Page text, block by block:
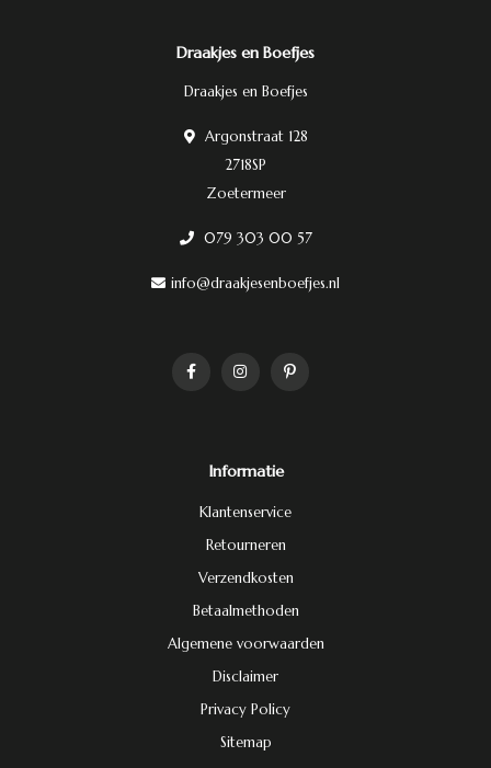
Draakjes en Boefjes
Draakjes en Boefjes
Argonstraat 128
2718SP
Zoetermeer
079 303 00 57
info@draakjesenboefjes.nl
Informatie
Klantenservice
Retourneren
Verzendkosten
Betaalmethoden
Algemene voorwaarden
Disclaimer
Privacy Policy
Sitemap